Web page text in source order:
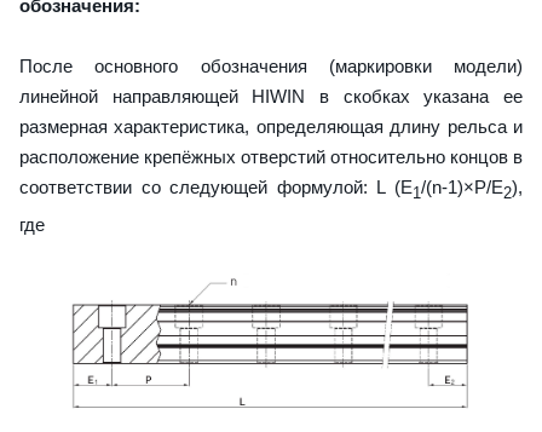
обозначения:
После основного обозначения (маркировки модели)
линейной направляющей HIWIN в скобках указана ее
размерная характеристика, определяющая длину рельса и
расположение крепёжных отверстий относительно концов в
соответствии со следующей формулой: L (E1/(n-1)×P/E2),
где